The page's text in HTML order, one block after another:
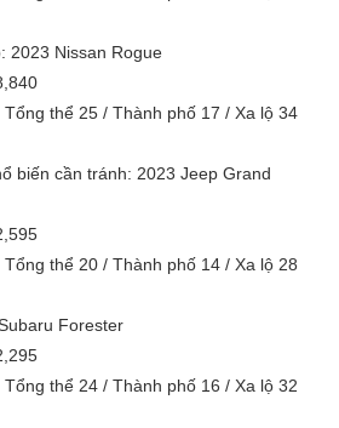
2023 Nissan Rogue
thể 25 / Thành phố 17 / Xa lộ 34
biến cần tránh: 2023 Jeep Grand
thể 20 / Thành phố 14 / Xa lộ 28
Forester
thể 24 / Thành phố 16 / Xa lộ 32